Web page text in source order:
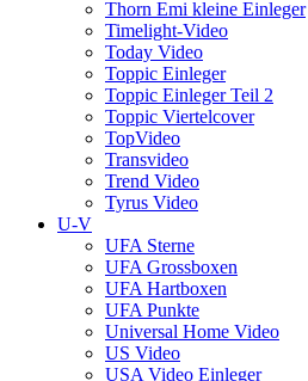
Thorn Emi kleine Einleger
Timelight-Video
Today Video
Toppic Einleger
Toppic Einleger Teil 2
Toppic Viertelcover
TopVideo
Transvideo
Trend Video
Tyrus Video
U-V
UFA Sterne
UFA Grossboxen
UFA Hartboxen
UFA Punkte
Universal Home Video
US Video
USA Video Einleger